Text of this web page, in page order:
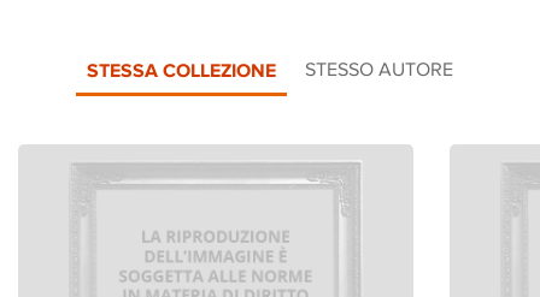
STESSA COLLEZIONE STESSO AUTORE